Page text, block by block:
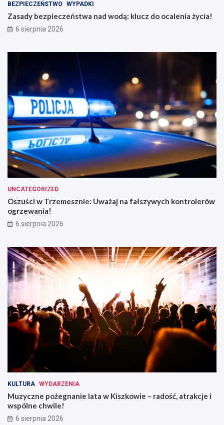
BEZPIECZEŃSTWO WYPADKI
Zasady bezpieczeństwa nad wodą: klucz do ocalenia życia!
6 sierpnia 2026
UNCATEGORIZED
Oszuści w Trzemesznie: Uważaj na fałszywych kontrolerów
ogrzewania!
6 sierpnia 2026
KULTURA WYDARZENIA
Muzyczne pożegnanie lata w Kiszkowie – radość, atrakcje i
wspólne chwile!
6 sierpnia 2026